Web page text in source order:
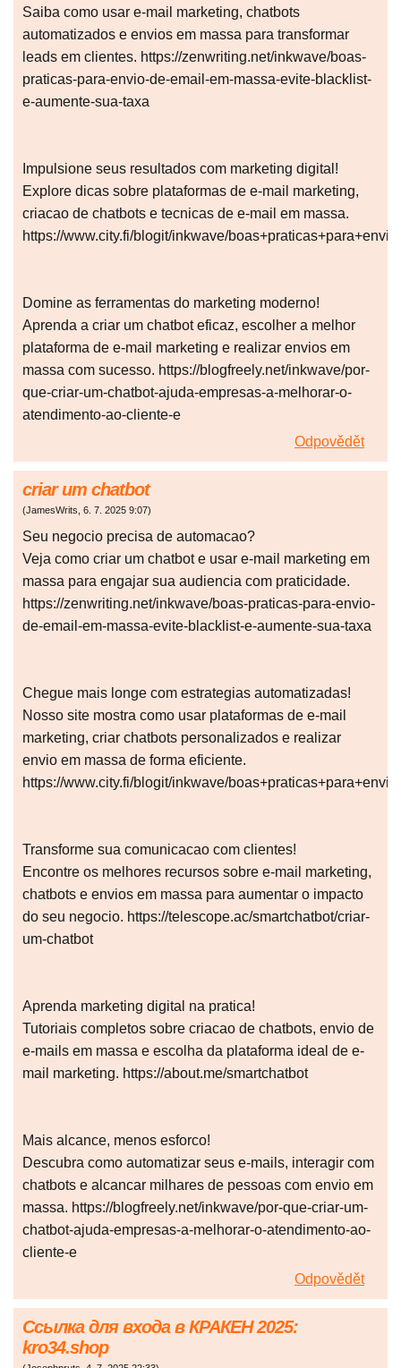
Saiba como usar e-mail marketing, chatbots
automatizados e envios em massa para transformar
leads em clientes. https://zenwriting.net/inkwave/boas-
praticas-para-envio-de-email-em-massa-evite-blacklist-
e-aumente-sua-taxa
Impulsione seus resultados com marketing digital!
Explore dicas sobre plataformas de e-mail marketing,
criacao de chatbots e tecnicas de e-mail em massa.
https://www.city.fi/blogit/inkwave/
Domine as ferramentas do marketing moderno!
Aprenda a criar um chatbot eficaz, escolher a melhor
plataforma de e-mail marketing e realizar envios em
massa com sucesso. https://blogfreely.net/inkwave/por-
que-criar-um-chatbot-ajuda-empresas-a-melhorar-o-
atendimento-ao-cliente-e
Odpovědět
criar um chatbot
(JamesWrits, 6. 7. 2025 9:07)
Seu negocio precisa de automacao?
Veja como criar um chatbot e usar e-mail marketing em
massa para engajar sua audiencia com praticidade.
https://zenwriting.net/inkwave/boas-praticas-para-envio-
de-email-em-massa-evite-blacklist-e-aumente-sua-taxa
Chegue mais longe com estrategias automatizadas!
Nosso site mostra como usar plataformas de e-mail
marketing, criar chatbots personalizados e realizar
envio em massa de forma eficiente.
https://www.city.fi/blogit/inkwave/
Transforme sua comunicacao com clientes!
Encontre os melhores recursos sobre e-mail marketing,
chatbots e envios em massa para aumentar o impacto
do seu negocio. https://telescope.ac/smartchatbot/criar-
um-chatbot
Aprenda marketing digital na pratica!
Tutoriais completos sobre criacao de chatbots, envio de
e-mails em massa e escolha da plataforma ideal de e-
mail marketing. https://about.me/smartchatbot
Mais alcance, menos esforco!
Descubra como automatizar seus e-mails, interagir com
chatbots e alcancar milhares de pessoas com envio em
massa. https://blogfreely.net/inkwave/por-que-criar-um-
chatbot-ajuda-empresas-a-melhorar-o-atendimento-ao-
cliente-e
Odpovědět
Ссылка для входа в КРАКЕН 2025:
kro34.shop